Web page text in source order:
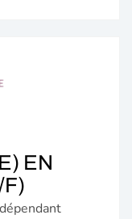
EN
F)
FENÊTRE)